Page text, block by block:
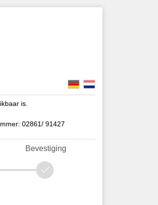
is.
02861/ 91427
Bevestiging